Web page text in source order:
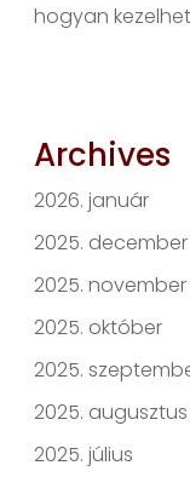
hogyan
Archives
2026. január
2025. december
2025. november
2025. október
2025.
2025. augusztus
2025. július